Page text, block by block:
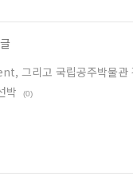
그리고 국립공주박물관
박 (0)